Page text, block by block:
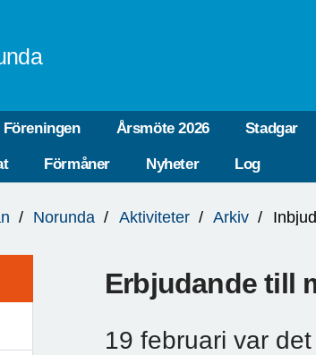
Föreningen Årsmöte 2026 Stadgar
Förmåner Nyheter Log
Norunda Aktiviteter Arkiv
Erbjudande till
19 februari var